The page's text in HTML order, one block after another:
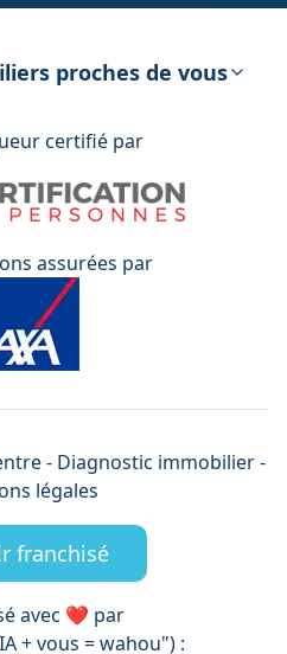
proches de vous
certifié par
assurées par
- Diagnostic immobilier -
légales
franchisé
avec ❤️ par
+ vous = wahou") :